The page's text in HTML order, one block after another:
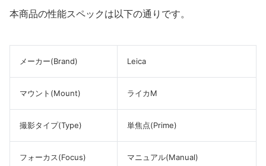
本商品の性能スペックは以下の通りです。
メーカー(Brand) Leica
マウント(Mount) ライカM
撮影タイプ(Type) 単焦点(Prime)
フォーカス(Focus) マニュアル(Manual)